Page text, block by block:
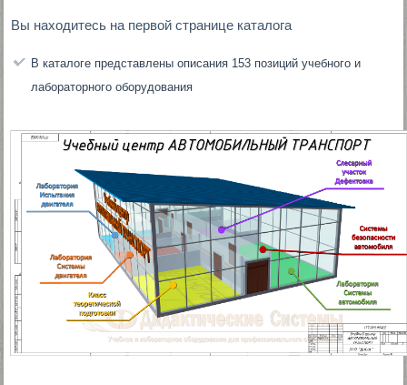
Вы находитесь на первой странице каталога
В каталоге представлены описания 153 позиций учебного и
лабораторного оборудования